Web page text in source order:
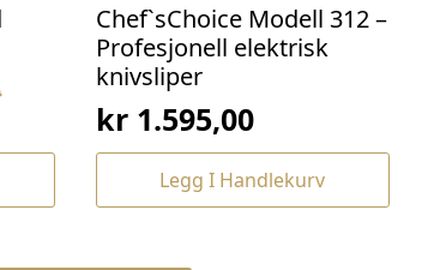
Chef`sChoice Modell 312 –
Profesjonell elektrisk
knivsliper
kr1.595,00
Legg I Handlekurv